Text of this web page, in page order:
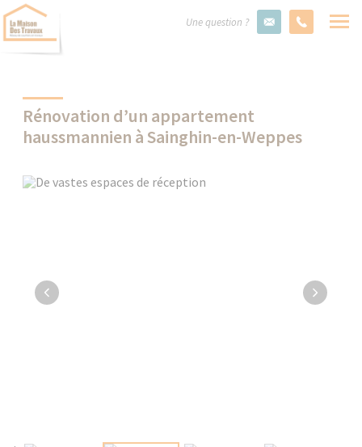
Une question ?
Rénovation d’un appartement
haussmannien à Sainghin-en-Weppes